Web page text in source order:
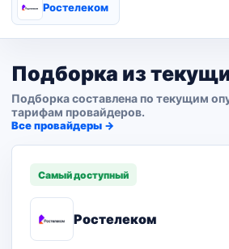
Ростелеком
Подборка из
Подборка составлена по текущим
тарифам провайдеров.
Все провайдеры →
Самый доступный
Ростелеком